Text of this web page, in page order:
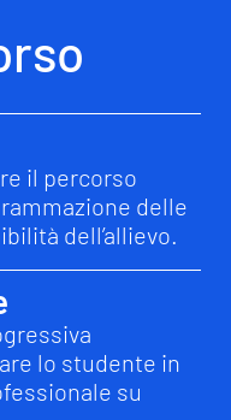
, richiesta
di volo,
per
ATPL(H)
è a
il superamento